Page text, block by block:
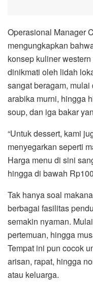
Operasional Manager
mengungkapkan
konsep kuliner
dinikmati oleh lidah
sangat beragam,
arabika murni, hingga
soup, dan iga bakar
“Untuk dessert, kami
menyegarkan seperti
Harga menu di sini
hingga di bawah
Tak hanya soal
berbagai fasilitas
semakin nyaman.
pertemuan, hingga
Tempat ini pun cocok
arisan, rapat, hingga
atau keluarga.